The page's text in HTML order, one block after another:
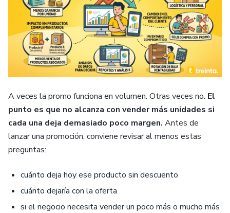
A veces la promo funciona en volumen. Otras veces no. El
punto es que no alcanza con vender más unidades si
cada una deja demasiado poco margen. Antes de
lanzar una promoción, conviene revisar al menos estas
preguntas:
cuánto deja hoy ese producto sin descuento
cuánto dejaría con la oferta
si el negocio necesita vender un poco más o mucho más